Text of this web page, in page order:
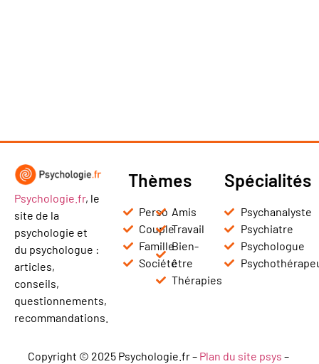
Psychologie.fr, le
site de la
psychologie et
du psychologue :
articles,
conseils,
questionnements,
recommandations.
Thèmes
Perso
Couple
Famille
Société
Amis
Travail
Bien-
être
Thérapies
Spécialités
Psychanalyste
Psychiatre
Psychologue
Copyright © 2025 Psychologie.fr – Plan du site psys –